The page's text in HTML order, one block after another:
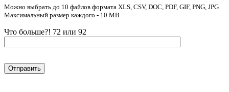
Можно выбрать до 10 файлов формата XLS, CSV, DOC, PDF, GIF, PNG, JPG
Максимальный размер каждого - 10 MB
Что больше?! 72 или 92